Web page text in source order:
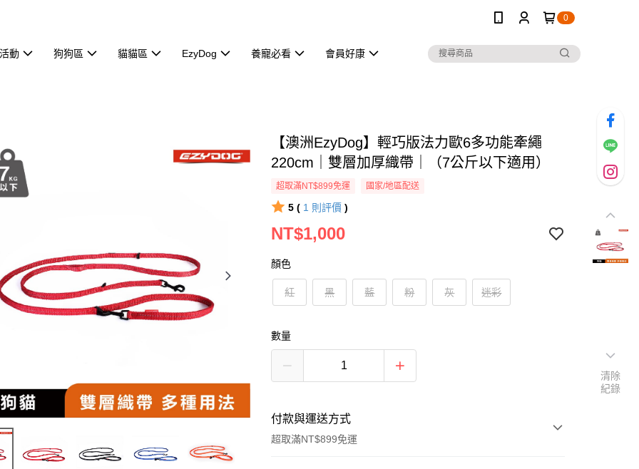
0
動 狗狗區 貓貓區 EzyDog 養寵必看 會員好康
【澳洲EzyDog】輕巧版法力歐6多功能牽繩
220cm｜雙層加厚織帶｜（7公斤以下適用）
超取滿NT$899免運 國家/地區配送
5 ( 1 則評價 )
NT$1,000
顏色
紅 黑 藍 粉 灰 迷彩
數量
付款與運送方式
超取滿NT$899免運
清除
紀錄